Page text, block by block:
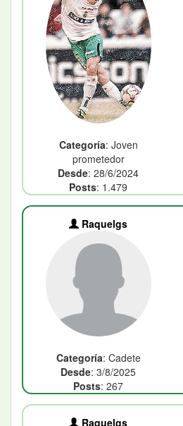
Categoría: Joven
prometedor
Desde: 28/6/2024
Posts: 1.479
Raquelgs
Categoría: Cadete
Desde: 3/8/2025
Posts: 267
Raquelgs